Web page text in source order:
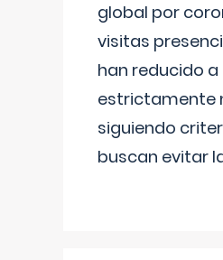
global por
visitas
han reducido
estrictamente
siguiendo
buscan evitar